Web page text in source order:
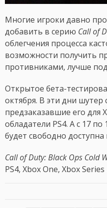
Многие игроки давно
добавить в серию Call of
облегчения процесса
возможности получить
противниками, лучше
Открытое бета-
октября. В эти дни шутер
предзаказавшие его для
обладатели PS4. А с 17 по
будет свободно
Call of Duty: Black Ops Cold
PS4, Xbox One, Xbox